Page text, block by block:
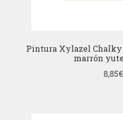
Pintura Xylazel
marrón
8,85€